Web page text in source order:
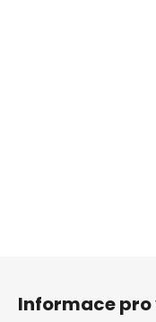
Informace pro